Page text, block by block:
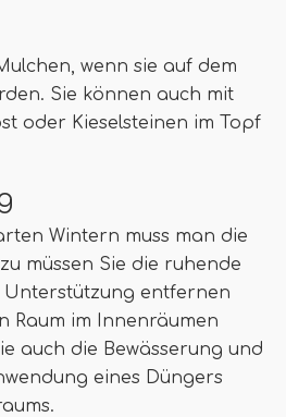
wenn sie auf dem
Sie können auch mit
oder Kieselsteinen im Topf
Wintern muss man die
müssen Sie die ruhende
Unterstützung entfernen
Raum im Innenräumen
auch die Bewässerung und
eines Düngers